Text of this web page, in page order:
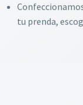
tu prenda,